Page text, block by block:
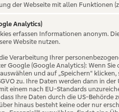
Koy
der Webseite mit allen Funktionen
Analytics)
erfassen Informationen anonym.
Website nutzen.
Verarbeitung Ihrer
Google (Google Analytics): Wenn
und auf „Speichern“
zu. Ihre Daten werden dann in
einem nach EU-Standards
Ihre Daten durch die US-
hinaus besteht keine oder nur